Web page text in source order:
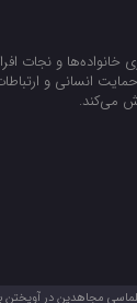
و نجات
انسانی و
می‌کند.
مجاهدین در آویختن